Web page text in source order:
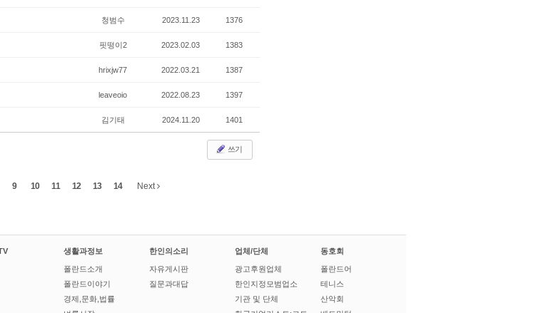
청범수 2023.11.23 1376
핏떵이2 2023.02.03 1383
hrixjw77 2022.03.21 1387
leaveoio 2022.08.23 1397
김기태 2024.11.20 1401
쓰기
9 10 11 12 13 14 Next
생활과정보
폴란드소개
폴란드이야기
경제,문화,법률
한인의소리
자유게시판
질문과대답
업체/단체
광고후원업체
한인지정모범업소
기관 및 단체
동호회
폴란드어
테니스
산악회